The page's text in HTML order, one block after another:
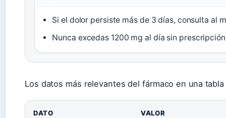
Si el dolor persiste más de 3 días, consulta al
Nunca excedas 1200 mg al día sin prescripción
Los datos más relevantes del fármaco en una
DATO VALOR